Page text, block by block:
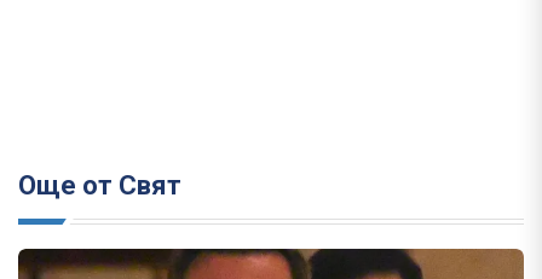
Още от Свят